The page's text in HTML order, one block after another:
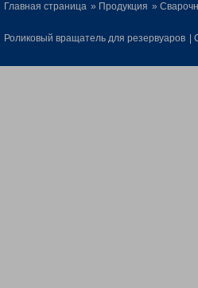
Главная страница » Продукция »
Роликовый вращатель для резервуаров